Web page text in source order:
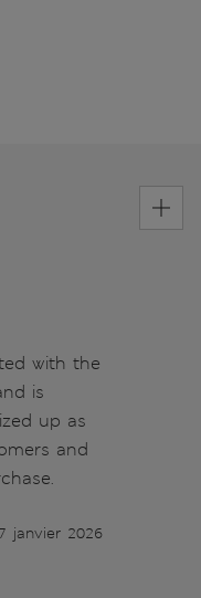
with the
is
up as
and
janvier 2026